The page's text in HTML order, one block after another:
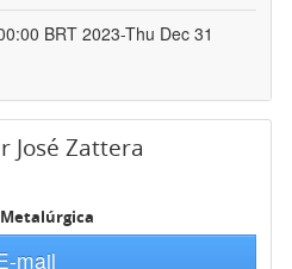
BRT 2023-Thu Dec 31
José Zattera
mail